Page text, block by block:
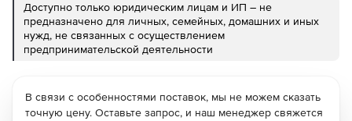
Доступно только юридическим лицам и ИП – не
предназначено для личных, семейных, домашних и иных
нужд, не связанных с осуществлением
предпринимательской деятельности
В связи с особенностями поставок, мы не можем сказать
точную цену. Оставьте запрос, и наш менеджер свяжется